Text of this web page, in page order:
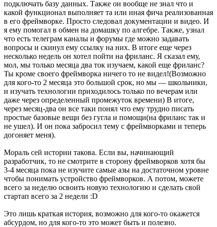
подключать базу данных. Также он вообще не знал что и
какой функционал выполняет та или иная фича реализованная
в его фреймворке. Просто следовал документации и видео. И
я ему помогал в обмен на домашку по алгебре. Также, узнал
что есть телеграм каналы и форумы где можно задавать
вопросы и скинул ему ссылку на них. В итоге еще через
несколько недель он хотел пойти на фриланс. Я сказал ему,
мол, мы только месяца два ток изучаем, какой еще фриланс?
Ты кроме своего фреймворка ничего то не видел!(Возможно
для кого-то 2 месяца это большой срок, но мы — школьники,
и изучать технологии приходилось только по вечерам или
даже через определенный промежуток времени) В итоге,
через месяц-два он все таки понял что ему трудно писать
простые базовые вещи без гугла и помощи(на фриланс так и
не ушел). И он пока забросил тему с фреймворками и теперь
догоняет меня).
Мораль сей истории такова. Если вы, начинающий
разработчик, то не смотрите в сторону фреймворков хотя бы
3-4 месяца пока не изучите самые азы на достаточном уровне
чтобы понимать устройство фреймворков. А потом, можете
всего за неделю освоить новую технологию и сделать свой
стартап всего за 2 недели :D
Это лишь краткая история, возможно для кого-то окажется
абсурдом, но для кого-то это может быть и полезно.